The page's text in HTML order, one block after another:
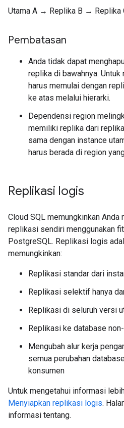
Utama A → Replika B → Replika
Pembatasan
Anda tidak dapat
replika di bawahnya.
harus memulai dengan
ke atas melalui hierarki.
Dependensi region
memiliki replika dari
sama dengan instance
harus berada di region
Replikasi logis
Cloud SQL memungkinkan
replikasi sendiri menggunakan
PostgreSQL. Replikasi logis
memungkinkan:
Replikasi standar dari
Replikasi selektif hanya
Replikasi di seluruh versi
Replikasi ke database
Mengubah alur kerja
semua perubahan
konsumen
Untuk mengetahui informasi
Menyiapkan replikasi logis.
informasi tentang.